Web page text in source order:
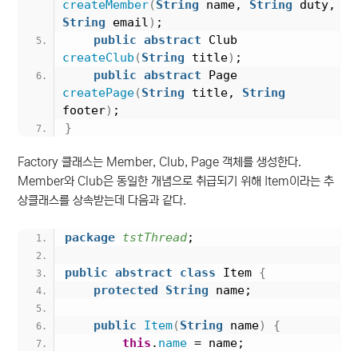
createMember(String name, String
String email) ;
public abstract
createClub (String title) ;
public abstract
createPage(String title, String
footer) ;
}
Factory 클래스는 Member, Club, Page 객체를 생성한다.
Member와 Club은 동일한 개념으로 취급되기 위해 Item이라는 추
상클래스를 상속받는데 다음과 같다.
package tstThread;
public abstract class Item {
protected
String name;
public Item(String name)
{
this . name = name;